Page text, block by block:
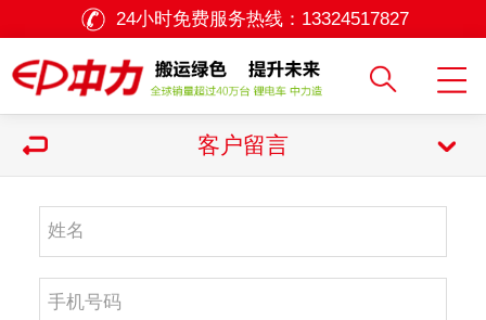
24小时免费服务热线： 13324517827
客户留言